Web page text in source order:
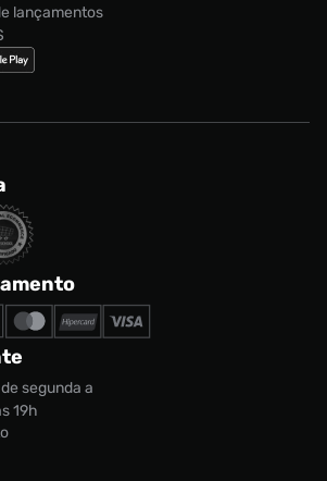
lançamentos
segunda a
19h